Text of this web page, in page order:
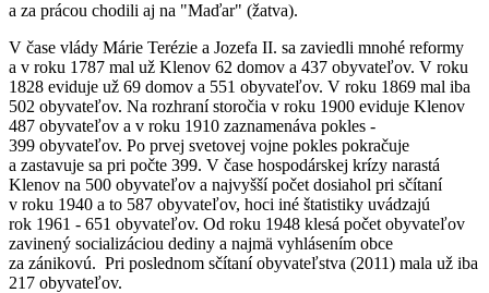
a za prácou chodili aj na "Maďar" (žatva).
V čase vlády Márie Terézie a Jozefa II. sa zaviedli mnohé reformy
a v roku 1787 mal už Klenov 62 domov a 437 obyvateľov. V roku
1828 eviduje už 69 domov a 551 obyvateľov. V roku 1869 mal iba
502 obyvateľov. Na rozhraní storočia v roku 1900 eviduje Klenov
487 obyvateľov a v roku 1910 zaznamenáva pokles -
399 obyvateľov. Po prvej svetovej vojne pokles pokračuje
a zastavuje sa pri počte 399. V čase hospodárskej krízy narastá
Klenov na 500 obyvateľov a najvyšší počet dosiahol pri sčítaní
v roku 1940 a to 587 obyvateľov, hoci iné štatistiky uvádzajú
rok 1961 - 651 obyvateľov. Od roku 1948 klesá počet obyvateľov
zavinený socializáciou dediny a najmä vyhlásením obce
za zánikovú. Pri poslednom sčítaní obyvateľstva (2011) mala už iba
217 obyvateľov.